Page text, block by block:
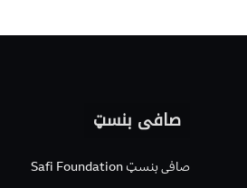
صافی بنسټ
صافی بنسټ Safi Foundation